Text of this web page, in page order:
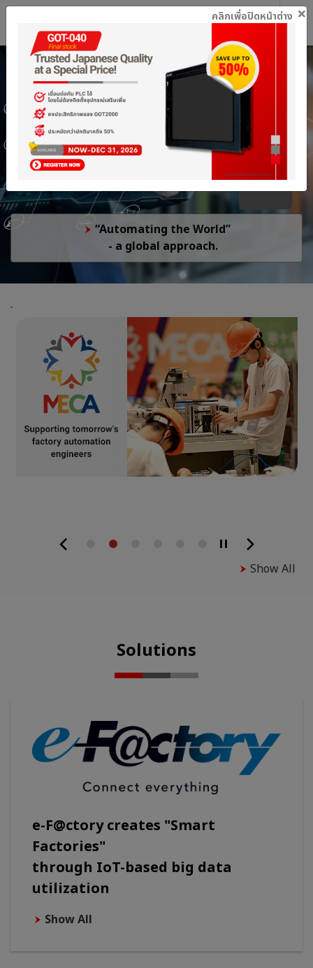
TH
TH
“Automating the World”
- a global approach.
`
Show All
Solutions
e-F@ctory creates "Smart
Factories"
through IoT-based big data
utilization
Show All
คลิกเพื่อปิดหน้าต่าง ×